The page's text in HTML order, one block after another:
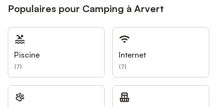
Populaires pour Camping à Arvert
Piscine
(7)
Internet
(7)